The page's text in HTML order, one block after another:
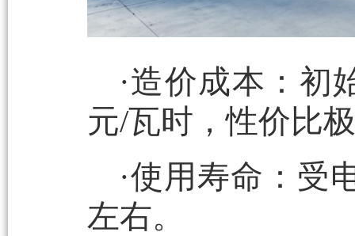
·造价成本：初
元/瓦时，性价比
·使用寿命：受
左右。